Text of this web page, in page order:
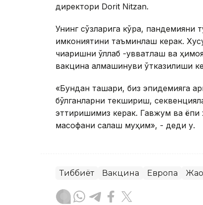
директори Dorit Nitzan.
Унинг сўзларига кўра, пандемияни
имкониятини таъминлаш керак.
чиқаришни қўллаб -қувватлаш ва
вакцина алмашинуви ўтказилиши
«Бундан ташқари, биз эпидемияга
бўлганларни текшириш,
эттиришимиз керак. Гавжум ва
масофани сақлаш муҳим», - деди у.
Тиббиёт Вакцина Европа